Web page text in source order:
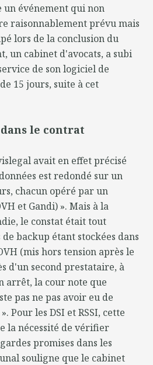
un événement qui non
raisonnablement prévu mais
lors de la conclusion du
un cabinet d'avocats, a subi
de son logiciel de
15 jours, suite à cet
dans le contrat
avait en effet précisé
est redondé sur un
chacun opéré par un
et Gandi) ». Mais à la
le constat était tout
backup étant stockées dans
(mis hors tension après le
d'un second prestataire, à
arrêt, la cour note que
pas ne pas avoir eu de
Pour les DSI et RSSI, cette
la nécessité de vérifier
promises dans les
souligne que le cabinet